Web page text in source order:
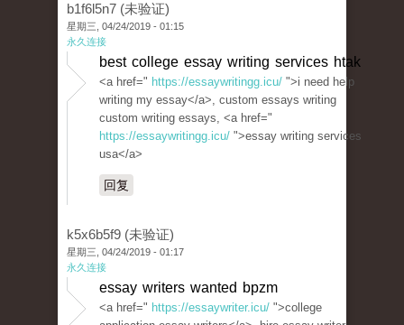
b1f6l5n7 (未验证)
星期三, 04/24/2019 - 01:15
永久连接
best college essay writing services htak
<a href=" https://essaywritingg.icu/ ">i need help
writing my essay</a>, custom essays writing
custom writing essays, <a href="
https://essaywritingg.icu/ ">essay writing services
usa</a>
回复
k5x6b5f9 (未验证)
星期三, 04/24/2019 - 01:17
永久连接
essay writers wanted bpzm
<a href=" https://essaywriter.icu/ ">college